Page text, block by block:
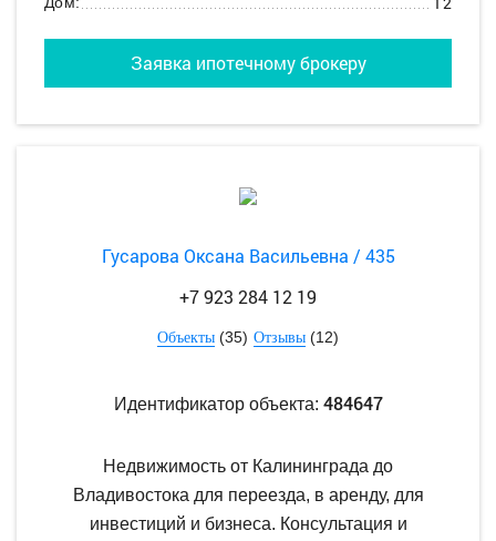
Заявка ипотечному брокеру
Гусарова Оксана Васильевна / 435
+7 923 284 12 19
Объекты (35) Отзывы (12)
Идентификатор объекта: 484647
Недвижимость от Калининграда до
Владивостока для переезда, в аренду, для
инвестиций и бизнеса. Консультация и